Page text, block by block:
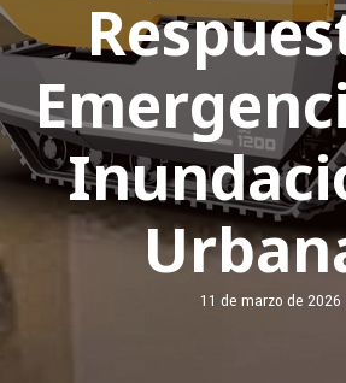
11 de marzo de 2026